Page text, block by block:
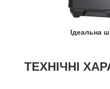
Ідеальна
ТЕХНІЧНІ